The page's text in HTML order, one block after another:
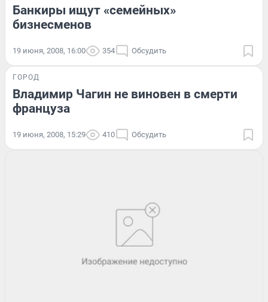
Банкиры ищут «семейных»
бизнесменов
19 июня, 2008, 16:00 354 Обсудить
ГОРОД
Владимир Чагин не виновен в смерти
француза
19 июня, 2008, 15:29 410 Обсудить